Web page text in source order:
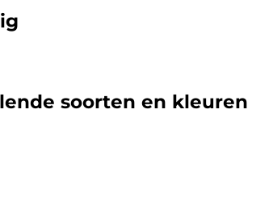
soorten en kleuren